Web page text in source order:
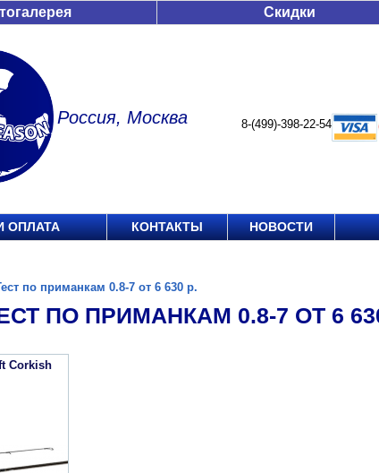
Скидки
Россия, Москва 8-(499)-398-22-54
ОПЛАТА КОНТАКТЫ НОВОСТИ
по приманкам 0.8-7 от 6 630 р.
ПО ПРИМАНКАМ 0.8-7 ОТ 6
Corkish